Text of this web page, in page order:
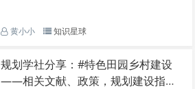
黄小小 知识星球
规划学社分享：#特色田园乡村建设
——相关文献、政策，规划建设指